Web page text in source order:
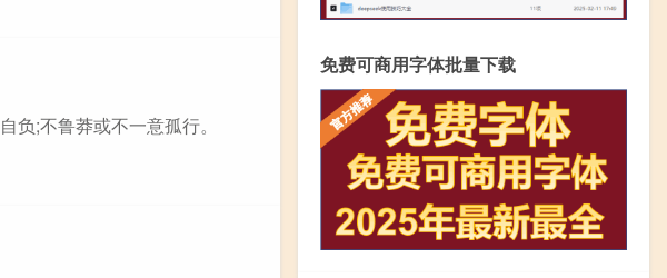
自负;不鲁莽或不一意孤行。
免费可商用字体批量下载